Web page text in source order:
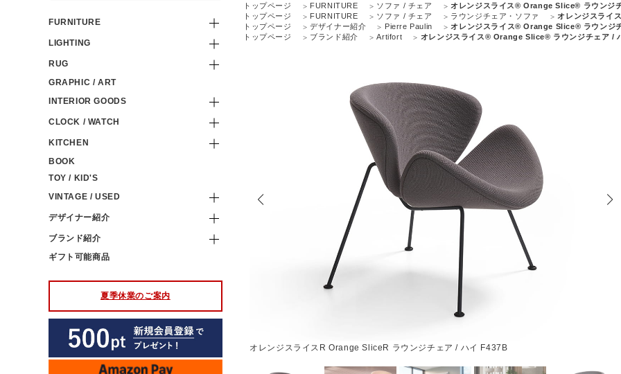
FURNITURE
LIGHTING
RUG
GRAPHIC / ART
INTERIOR GOODS
CLOCK / WATCH
KITCHEN
BOOK
TOY / KID'S
VINTAGE / USED
デザイナー紹介
ブランド紹介
ギフト可能商品
夏季休業のご案内
トップページ
FURNITURE ソファ / チェア
オレンジスライス® Orange Slice® ラウンジ
トップページ
FURNITURE ソファ / チェア ラウンジチェア・ソファ
オレンジスライ
トップページ
デザイナー紹介 Pierre Paulin
オレンジスライス® Orange Slice® ラウンジ
トップページ
ブランド紹介 Artifort オレンジスライス® Orange Slice® ラウンジチェア /
ション1色からお選びいただけます オレンジスライスR Orange SliceR ラウンジチェア / ハイ F437B